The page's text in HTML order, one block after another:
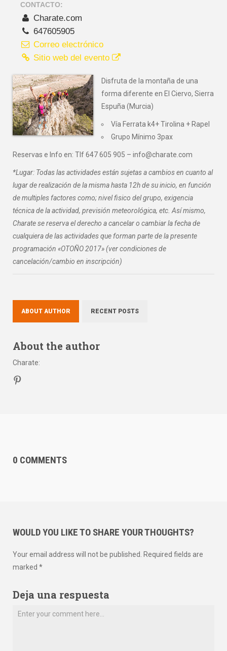
CONTACTO:
Charate.com
647605905
Correo electrónico
Sitio web del evento
Disfruta de la montaña de una
forma diferente en El Ciervo, Sierra
Espuña (Murcia)
Vía Ferrata k4+ Tirolina + Rapel
Grupo Mínimo 3pax
Reservas e Info en: Tlf 647 605 905 – info@charate.com
*Lugar: Todas las actividades están sujetas a cambios en cuanto al
lugar de realización de la misma hasta 12h de su inicio, en función
de multiples factores como; nivel fisico del grupo, exigencia
técnica de la actividad, previsión meteorológica, etc. Así mismo,
Charate se reserva el derecho a cancelar o cambiar la fecha de
cualquiera de las actividades que forman parte de la presente
programación «OTOÑO 2017» (ver condiciones de
cancelación/cambio en inscripción)
ABOUT AUTHOR RECENT POSTS
About the author
Charate:
0 COMMENTS
WOULD YOU LIKE TO SHARE YOUR THOUGHTS?
Your email address will not be published. Required fields are
marked *
Deja una respuesta